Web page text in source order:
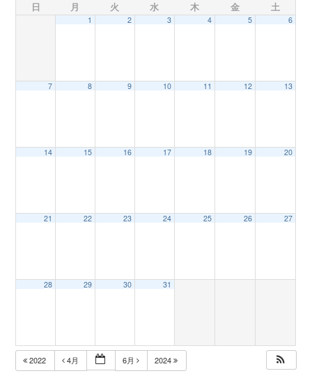
i
日 月 火 水 木 金 土
1 2 3 4 5 6
7 8 9 10 11 12 13
14 15 16 17 18 19 20
21 22 23 24 25 26 27
28 29 30 31
2022 4月 6月 2024